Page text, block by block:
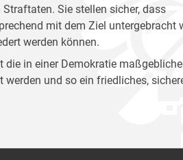
Sie stellen sicher, dass
mit dem Ziel untergebracht
werden können.
in einer Demokratie
und so ein friedliches,